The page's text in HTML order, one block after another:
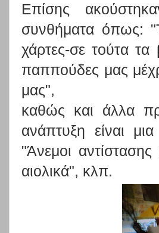
Επίσης
συνθήματα όπως:
χάρτες-σε τούτα
παππούδες μας
μας",
καθώς και άλλα
ανάπτυξη είναι
"Άνεμοι
αιολικά", κλπ.